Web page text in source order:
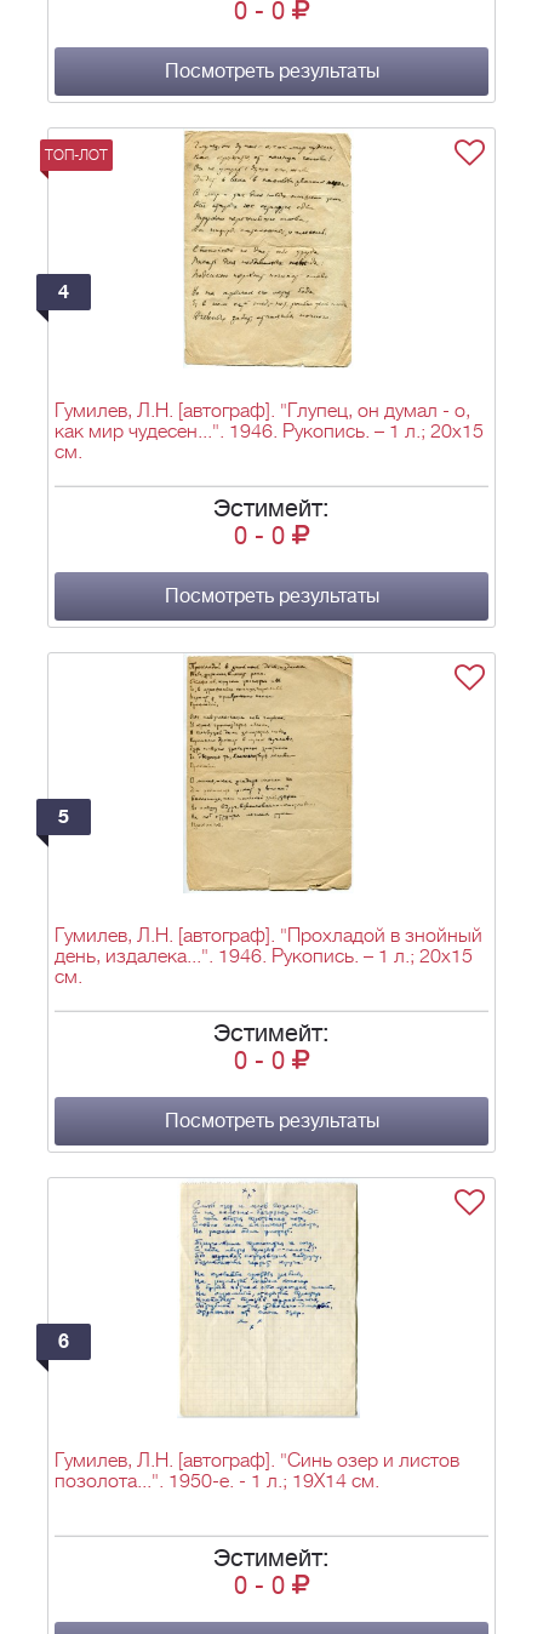
0 - 0
Посмотреть результаты
ТОП-ЛОТ
4
Гумилев, Л.Н. [автограф]. "Глупец, он думал - о,
как мир чудесен...". 1946. Рукопись. – 1 л.; 20х15
см.
Эстимейт:
0 - 0
Посмотреть результаты
5
Гумилев, Л.Н. [автограф]. "Прохладой в знойный
день, издалека...". 1946. Рукопись. – 1 л.; 20х15
см.
Эстимейт:
0 - 0
Посмотреть результаты
6
Гумилев, Л.Н. [автограф]. "Синь озер и листов
позолота...". 1950-е. - 1 л.; 19Х14 см.
Эстимейт:
0 - 0